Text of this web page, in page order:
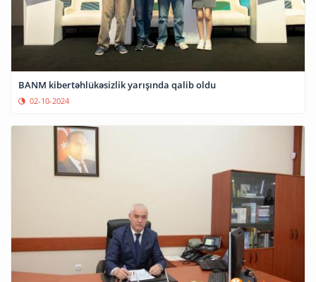
BANM kibertəhlükəsizlik yarışında qalib oldu
02-10-2024